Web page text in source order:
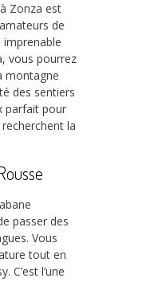
Zonza est
de
imprenable
vous pourrez
montagne
des sentiers
parfait pour
la
passer des
Vous
tout en
C’est l’une